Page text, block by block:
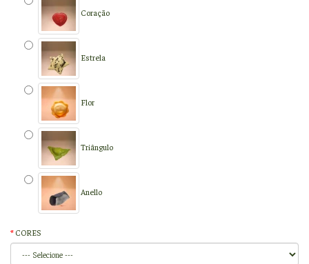
Coração
Estrela
Flor
Triângulo
Anello
CORES